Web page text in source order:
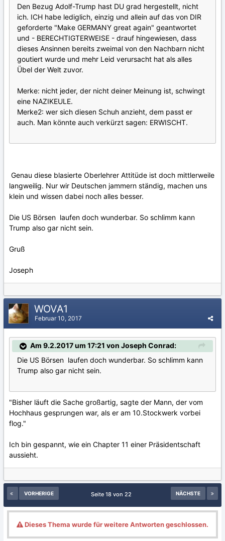
Den Bezug Adolf-Trump hast DU grad hergestellt, nicht
ich. ICH habe lediglich, einzig und allein auf das von DIR
geforderte "Make GERMANY great again" geantwortet
und - BERECHTIGTERWEISE - drauf hingewiesen, dass
dieses Ansinnen bereits zweimal von den Nachbarn nicht
goutiert wurde und mehr Leid verursacht hat als alles
Übel der Welt zuvor.
Merke: nicht jeder, der nicht deiner Meinung ist, schwingt
eine NAZIKEULE.
Merke2: wer sich diesen Schuh anzieht, dem passt er
auch. Man könnte auch verkürzt sagen: ERWISCHT.
Genau diese blasierte Oberlehrer Attitüde ist doch mittlerweile
langweilig. Nur wir Deutschen jammern ständig, machen uns
klein und wissen dabei noch alles besser.
Die US Börsen laufen doch wunderbar. So schlimm kann
Trump also gar nicht sein.
Gruß
Joseph
WOVA1
Februar 10, 2017
Am 9.2.2017 um 17:21 von Joseph Conrad:
Die US Börsen laufen doch wunderbar. So schlimm kann
Trump also gar nicht sein.
"Bisher läuft die Sache großartig, sagte der Mann, der vom
Hochhaus gesprungen war, als er am 10.Stockwerk vorbei
flog."
Ich bin gespannt, wie ein Chapter 11 einer Präsidentschaft
aussieht.
VORHERIGE NÄCHSTE
Seite 18 von 22
Dieses Thema wurde für weitere Antworten geschlossen.